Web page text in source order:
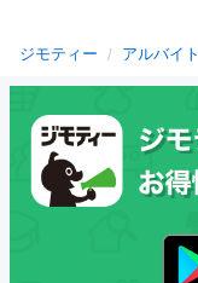
ジモティー アルバイト